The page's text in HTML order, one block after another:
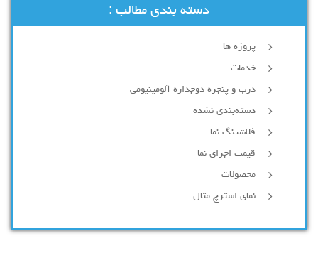
دسته بندی مطالب :
پروژه ها
خدمات
درب و پنجره دوجداره آلومینیومی
دسته‌بندی نشده
فلاشینگ نما
قیمت اجرای نما
محصولات
نمای استرچ متال